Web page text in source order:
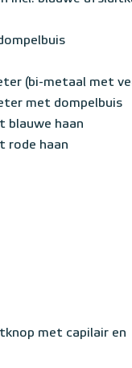
(bi-metaal met
met dompelbuis
blauwe haan
rode haan
met capilair en